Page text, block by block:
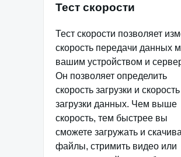
Тест скорости
Тест скорости позволяет
скорость передачи данных
вашим устройством и
Он позволяет определить
скорость загрузки и скорость
загрузки данных. Чем выше
скорость, тем быстрее вы
сможете загружать и
файлы, стримить видео или